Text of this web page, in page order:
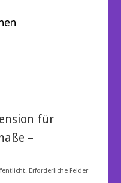
für
–
Erforderliche Felder